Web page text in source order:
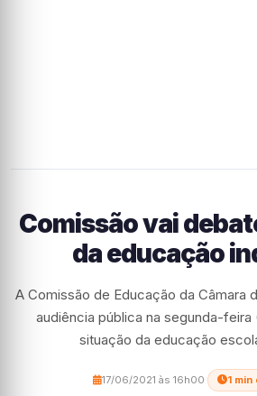
Comissão vai
da educação
A Comissão de Educação da Câmara
audiência pública na segunda-feira
situação da educação
17/06/2021 às 16h00 1 min